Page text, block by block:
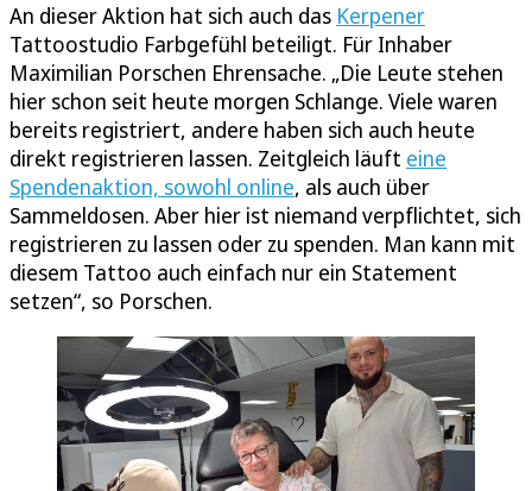
An dieser Aktion hat sich auch das Kerpener
Tattoostudio Farbgefühl beteiligt. Für Inhaber
Maximilian Porschen Ehrensache. „Die Leute stehen
hier schon seit heute morgen Schlange. Viele waren
bereits registriert, andere haben sich auch heute
direkt registrieren lassen. Zeitgleich läuft eine
Spendenaktion, sowohl online, als auch über
Sammeldosen. Aber hier ist niemand verpflichtet, sich
registrieren zu lassen oder zu spenden. Man kann mit
diesem Tattoo auch einfach nur ein Statement
setzen“, so Porschen.